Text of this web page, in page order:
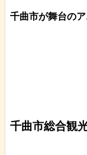
千曲市が舞台のア
千曲市総合観